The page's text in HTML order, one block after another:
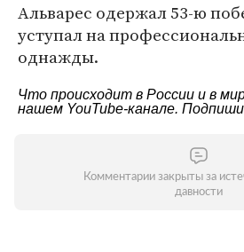
Альварес одержал 53-ю
уступал на
однажды.
Что происходит в России и в
нашем YouTube-канале.
Комментарии закрыты за
давности